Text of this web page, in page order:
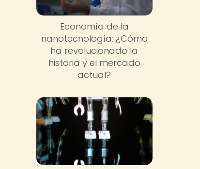
Economía de la
nanotecnología: ¿Cómo
ha revolucionado la
historia y el mercado
actual?